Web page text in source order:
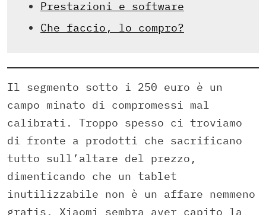
Prestazioni e software
Che faccio, lo compro?
Il segmento sotto i 250 euro è un
campo minato di compromessi mal
calibrati. Troppo spesso ci troviamo
di fronte a prodotti che sacrificano
tutto sull’altare del prezzo,
dimenticando che un tablet
inutilizzabile non è un affare nemmeno
gratis. Xiaomi sembra aver capito la